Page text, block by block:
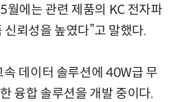
월에는 관련 제품의 KC 전자파
뢰성을 높였다”고 말했다.
속 데이터 솔루션에 40W급 무
융합 솔루션을 개발 중이다.